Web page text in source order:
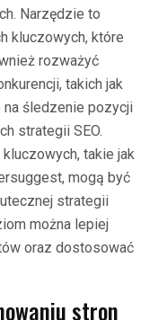
Narzędzie to
kluczowych, które
rozważyć
takich jak
na śledzenie pozycji
strategii SEO.
takie jak
mogą być
strategii
można lepiej
oraz dostosować
stron